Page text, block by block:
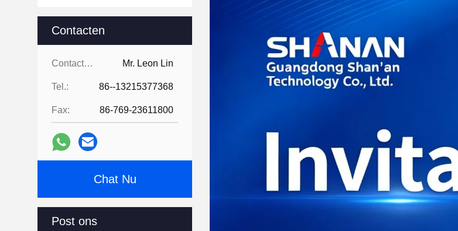
Contacten
Contacten: Mr. Leon Lin
Tel.: 86--13215377368
Fax: 86-769-23611800
Chat Nu
Post ons